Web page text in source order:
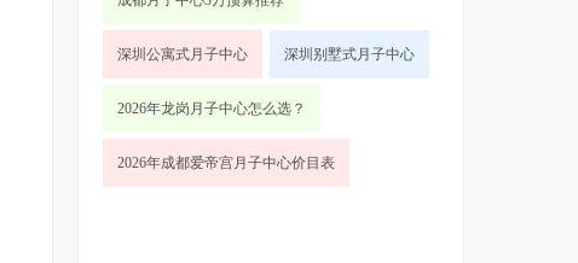
深圳公寓式月子中心 深圳别墅式月子中心
2026年龙岗月子中心怎么选？
2026年成都爱帝宫月子中心价目表